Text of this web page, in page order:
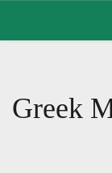
Greek